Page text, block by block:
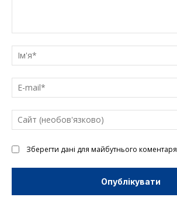
текст
Зберегти дані для майбутнього коментаря